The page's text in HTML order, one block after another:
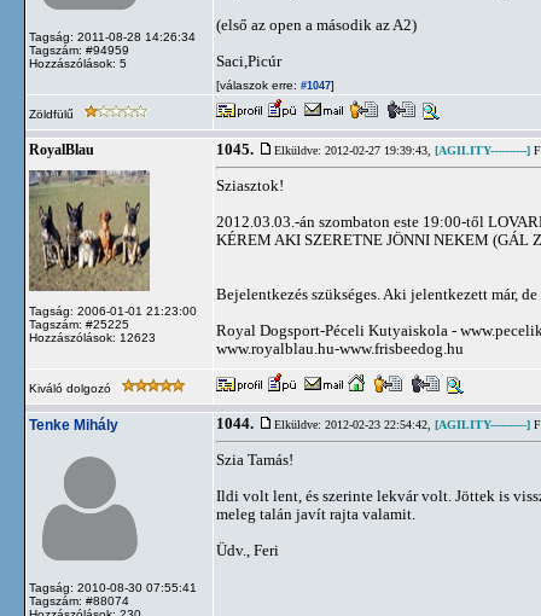
Tagság: 2011-08-28 14:26:34
Tagszám: #94959
Hozzászólások: 5
(első az open a második az A2)
Saci,Picúr
[válaszok erre: #1047]
Zöldfülű
RoyalBlau
Tagság: 2006-01-01 21:23:00
Tagszám: #25225
Hozzászólások: 12623
1045. Elküldve: 2012-02-27 19:39:43, [AGILITY----------]
Sziasztok!
2012.03.03.-án szombaton este 19:00-től
KÉREM AKI SZERETNE JÖNNI NEKEM (GÁL
Bejelentkezés szükséges. Aki jelentkezett már,
Royal Dogsport-Péceli Kutyaiskola -
www.royalblau.hu-www.frisbeedog.hu
Kiváló dolgozó
Tenke Mihály
Tagság: 2010-08-30 07:55:41
Tagszám: #88074
1044. Elküldve: 2012-02-23 22:54:42, [AGILITY----------]
Szia Tamás!
Ildi volt lent, és szerinte lekvár volt. Jöttek is
meleg talán javít rajta valamit.
Üdv., Feri